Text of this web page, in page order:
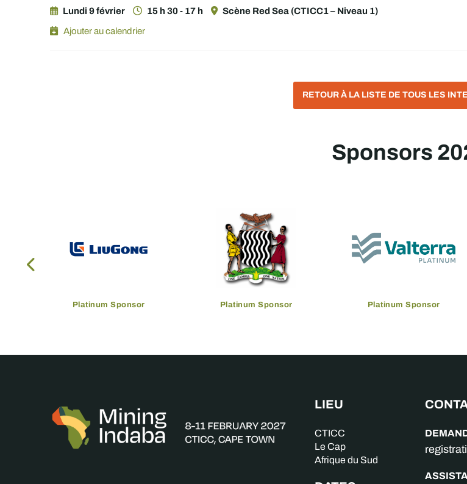
Lundi 9 février 15 h 30 - 17 h
Scène Red Sea (CTICC1 – Niveau 1)
Ajouter au calendrier
RETOUR À LA LISTE DE TOUS LES
Sponsors
Platinum Sponsor Platinum Sponsor Platinum Sponsor
LIEU
CTICC
Le Cap
Afrique du Sud